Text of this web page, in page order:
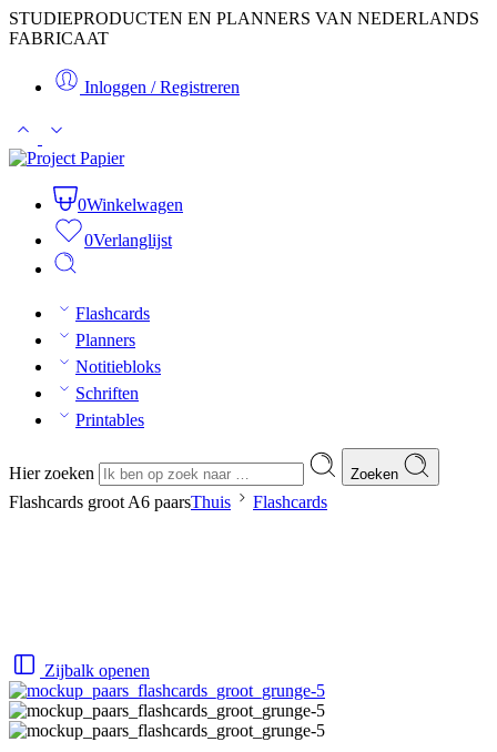
STUDIEPRODUCTEN EN PLANNERS VAN NEDERLANDS
FABRICAAT
Inloggen / Registreren
0Winkelwagen
0Verlanglijst
Flashcards
Planners
Notitiebloks
Schriften
Printables
Hier zoeken Zoeken
Flashcards groot A6 paarsThuis Flashcards
Zijbalk openen